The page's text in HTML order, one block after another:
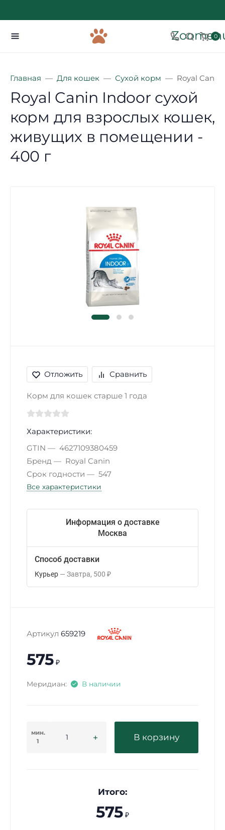
0
Главная Для кошек Сухой корм Royal
Royal Canin Indoor сухой
корм для взрослых кошек,
живущих в помещении -
400 г
Отложить Сравнить
Корм для кошек старше 1 года
Характеристики:
GTIN
4627109380459
Бренд
Royal Canin
Срок годности
547
Все характеристики
Информация о доставке
Москва
Способ доставки
Курьер Завтра 500 ₽
Артикул 659219
575 ₽
Меридиан: В наличии
мин.
1
В корзину
Итого:
575 ₽